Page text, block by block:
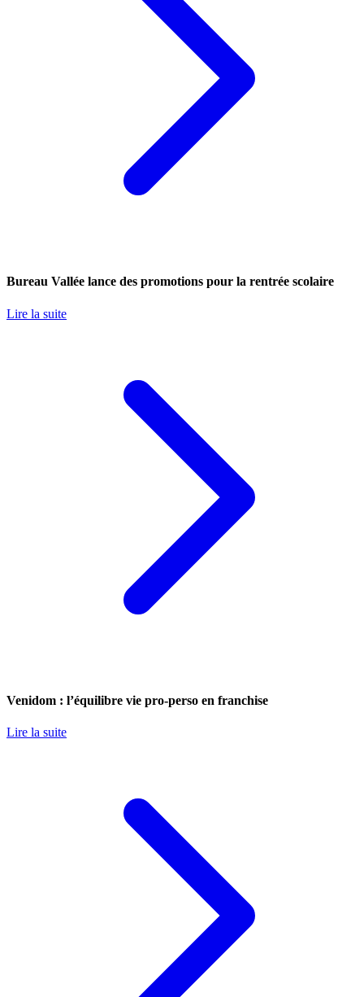
Bureau Vallée lance des promotions pour la rentrée scolaire
Lire la suite
Venidom : l’équilibre vie pro-perso en franchise
Lire la suite